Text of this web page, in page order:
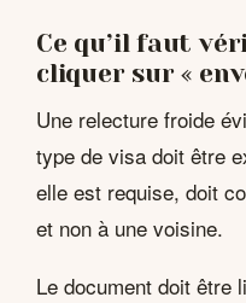
Ce qu’il faut
cliquer sur «
Une relecture froide
type de visa doit être
elle est requise, doit
et non à une voisine.
Le document doit être